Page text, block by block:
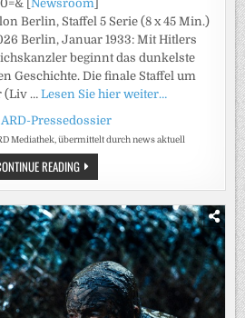
[Newsroom]
Berlin, Staffel 5 Serie (8 x 45 Min.)
Berlin, Januar 1933: Mit Hitlers
beginnt das dunkelste
Geschichte. Die finale Staffel um
(Liv …Lesen Sie hier weiter…
Pressedossier
Mediathek, übermittelt durch news aktuell
READINGARD
MEDIATHEK
–
HIGHLIGHTS
IM
SEPTEMBER
2026